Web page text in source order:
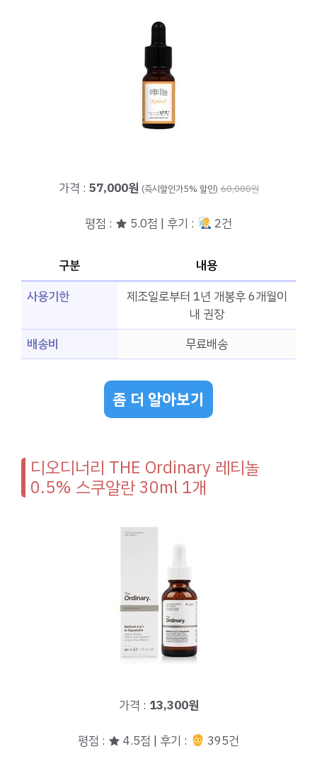
가격 : 57,000원 (즉시할인가5% 할인) 60,000원
평점 : ★ 5.0점 | 후기 : 2건
구분
내용
사용기한
제조일로부터 1년 개봉후 6개월이
내 권장
배송비
무료배송
좀 더 알아보기
디오디너리 THE Ordinary 레티놀
0.5% 스쿠알란 30ml 1개
가격 : 13,300원
평점 : ★ 4.5점 | 후기 : 395건